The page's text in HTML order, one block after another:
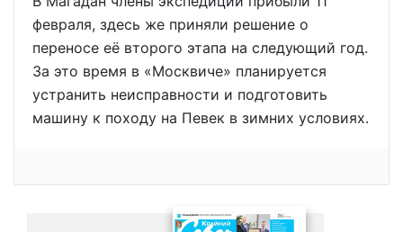
февраля, здесь же приняли решение о
переносе её второго этапа на следующий год.
За это время в «Москвиче» планируется
устранить неисправности и подготовить
машину к походу на Певек в зимних условиях.